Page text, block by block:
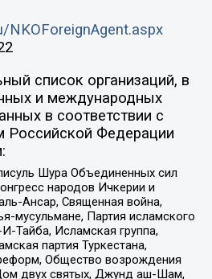
список организаций, в
и международных
в соответствии с
Российской Федерации
Шура Объединенных сил
народов Ичкерии и
Ансар, Священная война,
мусульмане, Партия исламского
Тайба, Исламская группа,
партия Туркестана,
Общество возрождения
двух святых, Джунд аш-Шам,